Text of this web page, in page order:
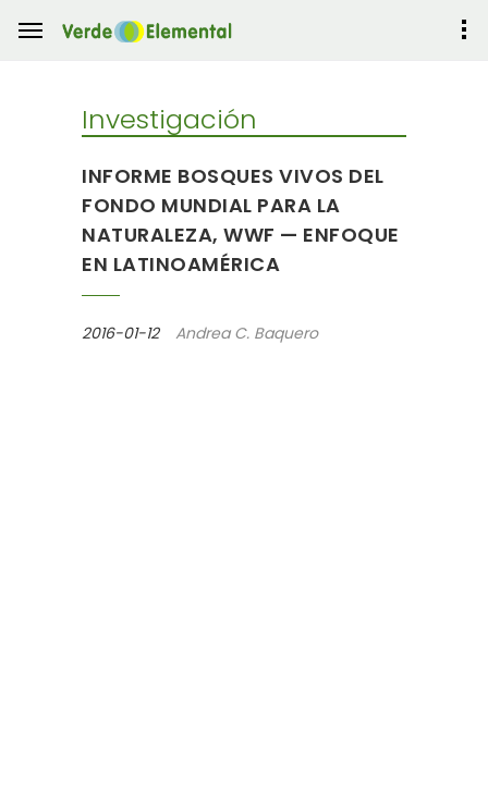
Investigación
INFORME BOSQUES VIVOS DEL
FONDO MUNDIAL PARA LA
NATURALEZA, WWF — ENFOQUE
EN LATINOAMÉRICA
2016-01-12 Andrea C. Baquero